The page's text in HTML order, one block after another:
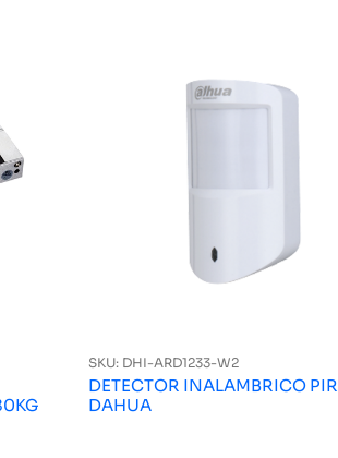
SKU: DHI-ARD1233-W2
DETECTOR INALAMBRICO PIR
DAHUA